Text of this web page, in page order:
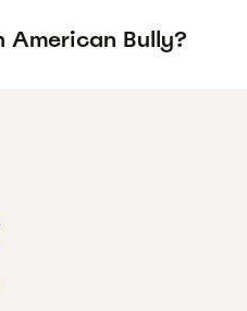
American Bully?